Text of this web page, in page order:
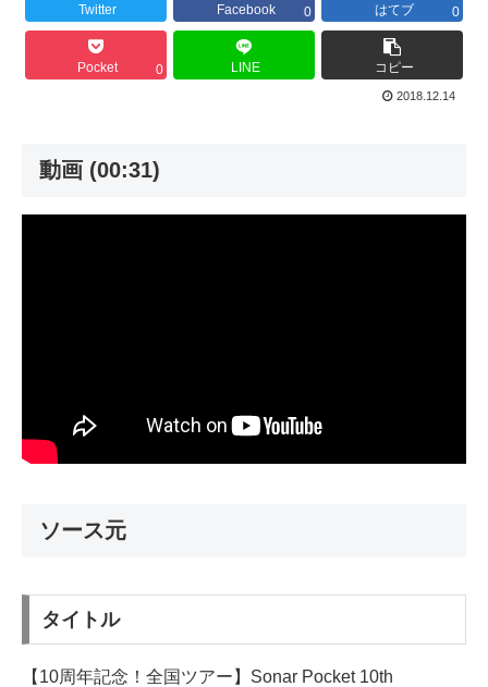
Twitter Facebook 0 はてブ 0
Pocket 0 LINE コピー
2018.12.14
動画 (00:31)
ソース元
タイトル
【10周年記念！全国ツアー】Sonar Pocket 10th